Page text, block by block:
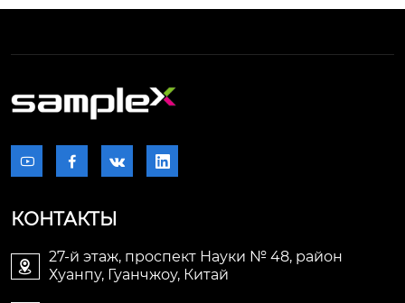
   
КОНТАКТЫ

27-й этаж, проспект Науки № 48, район
Хуанпу, Гуанчжоу, Китай